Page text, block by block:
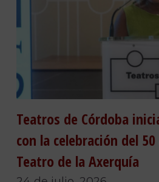
Teatros de Córdoba
con la celebración del
Teatro de la Axerquía